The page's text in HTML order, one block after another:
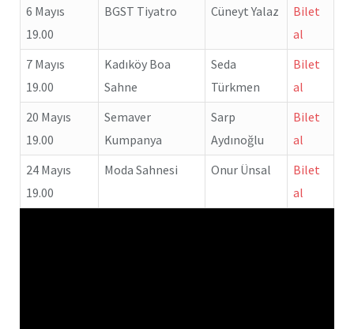
6 Mayıs
19.00
BGST Tiyatro Cüneyt Yalaz
Bilet
al
7 Mayıs
19.00
Kadıköy Boa
Sahne
Seda
Türkmen
Bilet
al
20 Mayıs
19.00
Semaver
Kumpanya
Sarp
Aydınoğlu
Bilet
al
24 Mayıs
19.00
Moda Sahnesi Onur Ünsal
Bilet
al